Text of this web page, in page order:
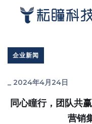
企业新闻
_ 2024年4月24日
同心瞳行，团队共
营销